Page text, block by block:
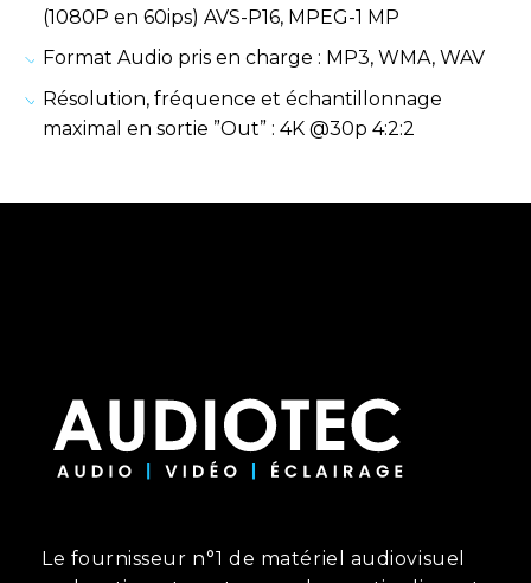
(1080P en 60ips) AVS-P16, MPEG-1 MP
Format Audio pris en charge : MP3, WMA, WAV
Résolution, fréquence et échantillonnage
maximal en sortie ”Out” : 4K @30p 4:2:2
Le fournisseur n°1 de matériel audiovisuel